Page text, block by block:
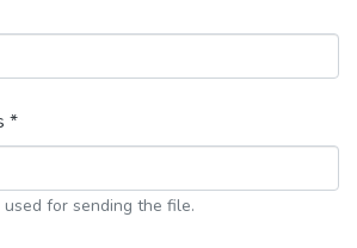
*
for sending the file.